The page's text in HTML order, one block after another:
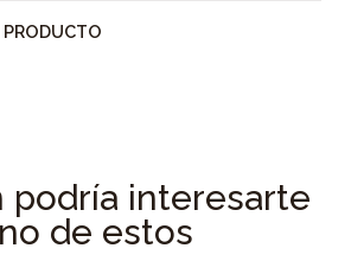
: Taiwán
Técnicas
podría interesarte
de estos